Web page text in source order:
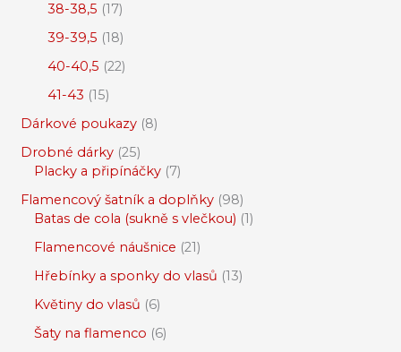
38-38,5 17
39-39,5 18
40-40,5 22
41-43 15
Dárkové poukazy 8
Drobné dárky 25
Placky a připínáčky 7
Flamencový šatník a doplňky 98
Batas de cola (sukně s vlečkou) 1
Flamencové náušnice 21
Hřebínky a sponky do vlasů 13
Květiny do vlasů 6
Šaty na flamenco 6